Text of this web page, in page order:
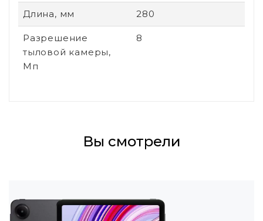
Длина, мм 280
Разрешение
тыловой камеры,
Мп
8
Вы смотрели